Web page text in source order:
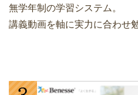
無学年制の学習システム。
講義動画を軸に実力に合わせ勉